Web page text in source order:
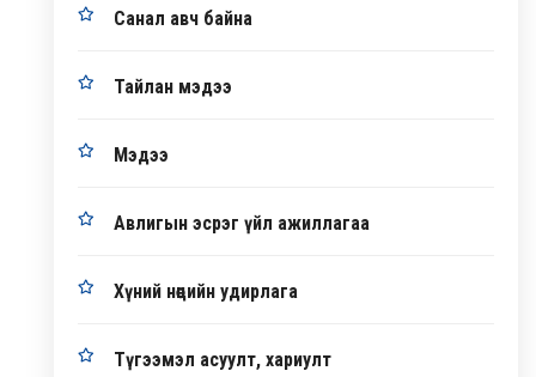
Санал авч байна
Тайлан мэдээ
Мэдээ
Авлигын эсрэг үйл ажиллагаа
Хүний нөөцийн удирлага
Түгээмэл асуулт, хариулт